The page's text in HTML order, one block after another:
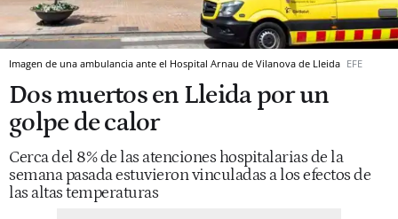
Imagen de una ambulancia ante el Hospital Arnau de Vilanova de Lleida EFE
Dos muertos en Lleida por un
golpe de calor
Cerca del 8% de las atenciones hospitalarias de la
semana pasada estuvieron vinculadas a los efectos de
las altas temperaturas